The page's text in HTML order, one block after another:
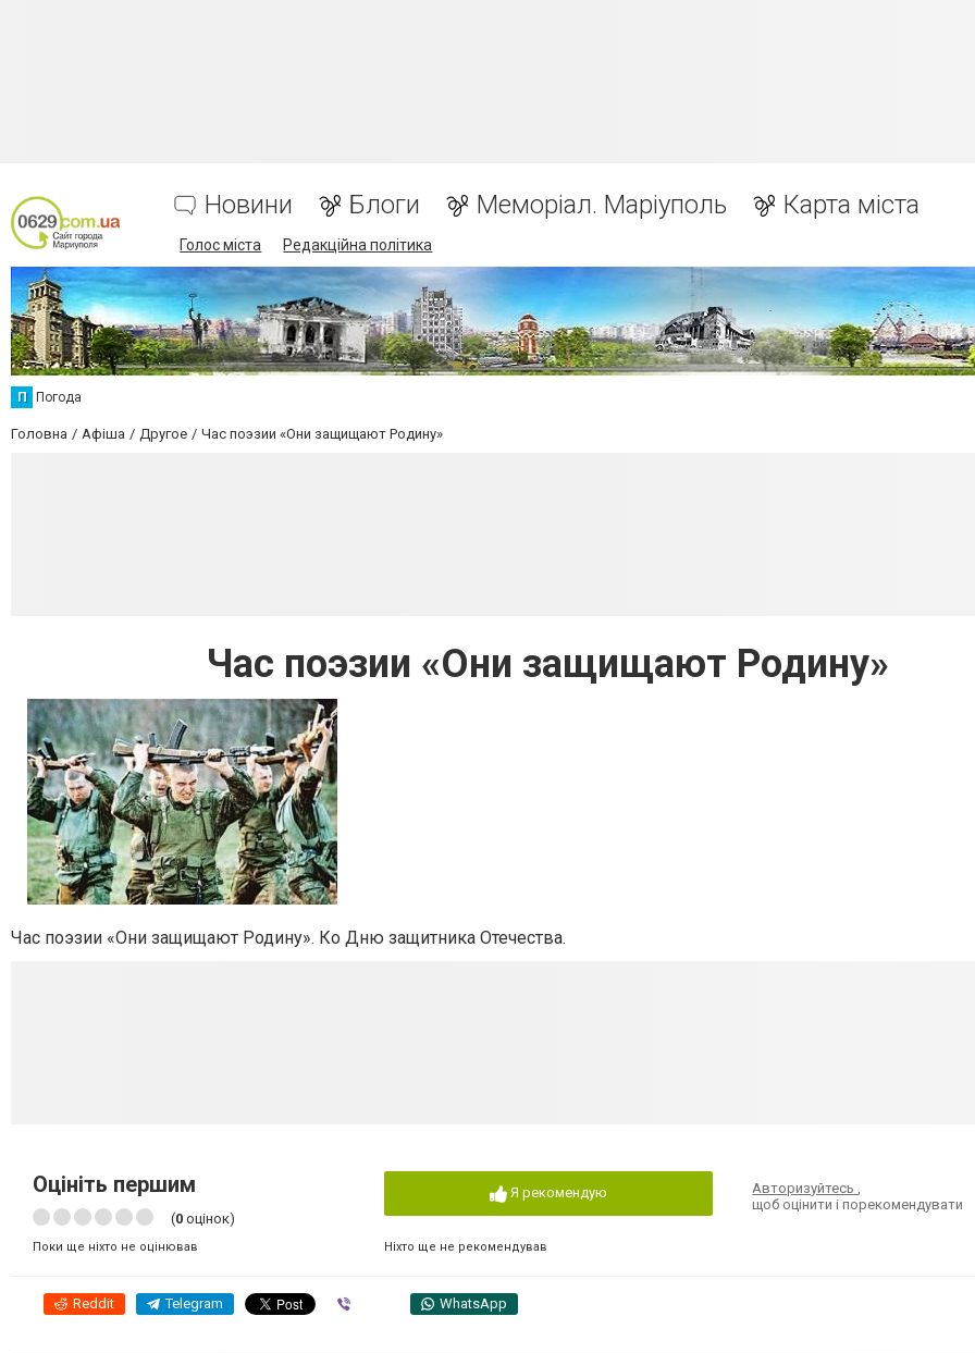
Новини Блоги Меморіал. Маріуполь Карта міста
Голос міста Редакційна політика
П Погода
Головна Афіша Другое Час поэзии «Они защищают Родину»
Час поэзии «Они защищают Родину»
Час поэзии «Они защищают Родину». Ко Дню защитника Отечества.
Оцініть першим
(0 оцінок)
Поки ще ніхто не оцінював
Я рекомендую
Ніхто ще не рекомендував
Авторизуйтесь,
щоб оцінити і порекомендувати
Reddit Telegram WhatsApp